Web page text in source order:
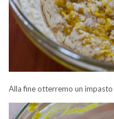
Alla fine otterremo un